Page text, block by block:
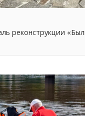
реконструкции